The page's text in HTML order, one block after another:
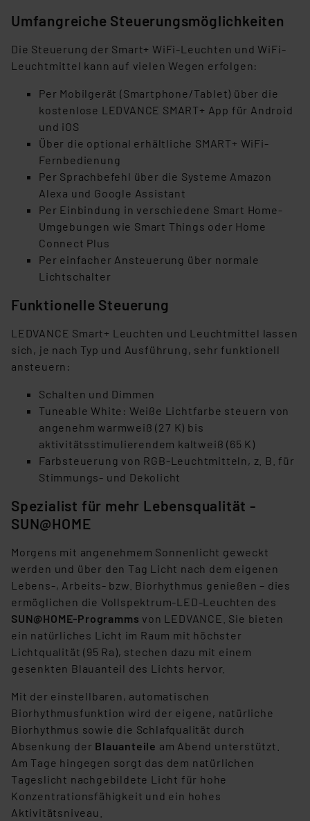
Umfangreiche Steuerungsmöglichkeiten
Die Steuerung der Smart+ WiFi-Leuchten und WiFi-
Leuchtmittel kann auf vielen Wegen erfolgen:
Per Mobilgerät (Smartphone/Tablet) über die
kostenlose LEDVANCE SMART+ App für Android
und iOS
Über die optional erhältliche SMART+ WiFi-
Fernbedienung
Per Sprachbefehl über die Systeme Amazon
Alexa und Google Assistant
Per Einbindung in verschiedene Smart Home-
Umgebungen wie Smart Things oder Home
Connect Plus
Per einfacher Ansteuerung über normale
Lichtschalter
Funktionelle Steuerung
LEDVANCE Smart+ Leuchten und Leuchtmittel lassen
sich, je nach Typ und Ausführung, sehr funktionell
ansteuern:
Schalten und Dimmen
Tuneable White: Weiße Lichtfarbe steuern von
angenehm warmweiß (27 K) bis
aktivitätsstimulierendem kaltweiß (65 K)
Farbsteuerung von RGB-Leuchtmitteln, z. B. für
Stimmungs- und Dekolicht
Spezialist für mehr Lebensqualität -
SUN@HOME
Morgens mit angenehmem Sonnenlicht geweckt
werden und über den Tag Licht nach dem eigenen
Lebens-, Arbeits- bzw. Biorhythmus genießen – dies
ermöglichen die Vollspektrum-LED-Leuchten des
SUN@HOME-Programms von LEDVANCE. Sie bieten
ein natürliches Licht im Raum mit höchster
Lichtqualität (95 Ra), stechen dazu mit einem
gesenkten Blauanteil des Lichts hervor.
Mit der einstellbaren, automatischen
Biorhythmusfunktion wird der eigene, natürliche
Biorhythmus sowie die Schlafqualität durch
Absenkung der Blauanteile am Abend unterstützt.
Am Tage hingegen sorgt das dem natürlichen
Tageslicht nachgebildete Licht für hohe
Konzentrationsfähigkeit und ein hohes
Aktivitätsniveau.